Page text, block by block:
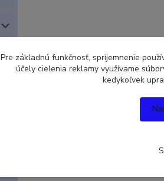
Pre základnú funkčnosť, spríjemnenie
účely cielenia reklamy využívame
kedykoľvek